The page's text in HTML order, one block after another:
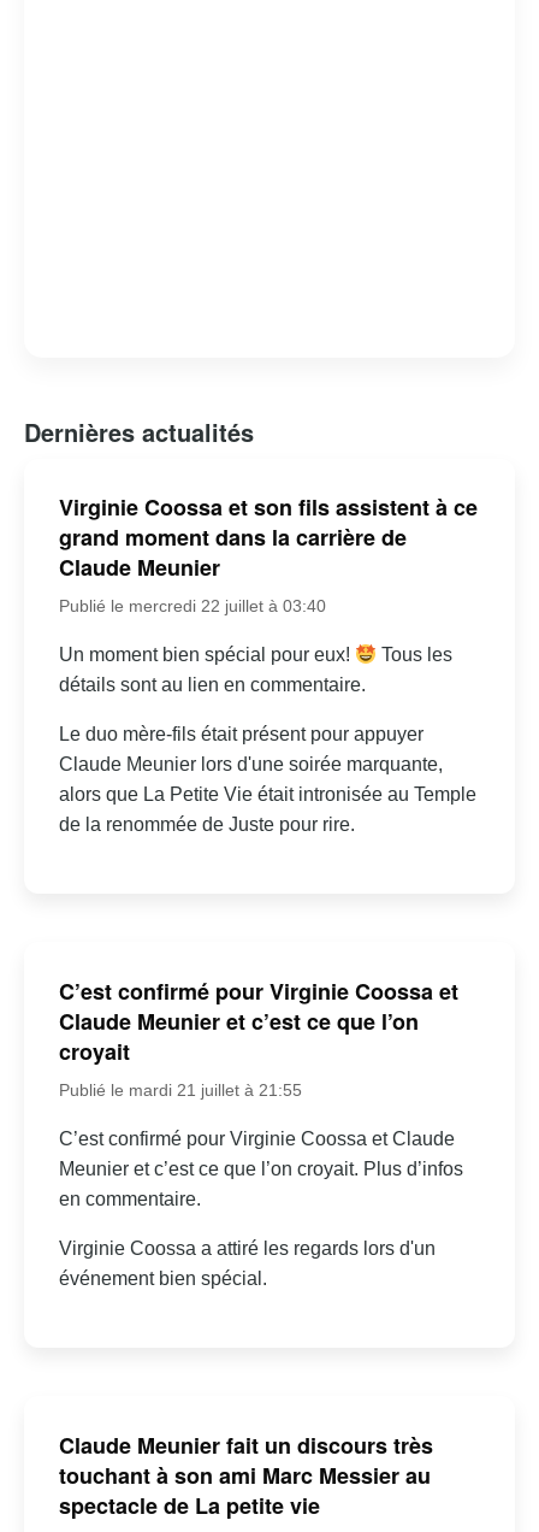
Dernières actualités
Virginie Coossa et son fils assistent à ce
grand moment dans la carrière de
Claude Meunier
Publié le mercredi 22 juillet à 03:40
Un moment bien spécial pour eux!
Tous les
détails sont au lien en commentaire.
Le duo mère-fils était présent pour appuyer
Claude Meunier lors d'une soirée marquante,
alors que La Petite Vie était intronisée au Temple
de la renommée de Juste pour rire.
C’est confirmé pour Virginie Coossa et
Claude Meunier et c’est ce que l’on
croyait
Publié le mardi 21 juillet à 21:55
C’est confirmé pour Virginie Coossa et Claude
Meunier et c’est ce que l’on croyait. Plus d’infos
en commentaire.
Virginie Coossa a attiré les regards lors d'un
événement bien spécial.
Claude Meunier fait un discours très
touchant à son ami Marc Messier au
spectacle de La petite vie